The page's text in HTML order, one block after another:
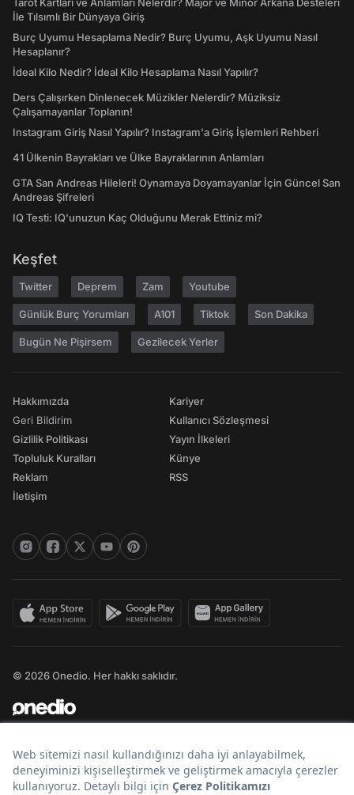
İle Tılsımlı Bir Dünyaya Giriş
Burç Uyumu Hesaplama Nedir? Burç Uyumu, Aşk Uyumu Nasıl
Hesaplanır?
İdeal Kilo Nedir? İdeal Kilo Hesaplama Nasıl Yapılır?
Ders Çalışırken Dinlenecek Müzikler Nelerdir? Müziksiz
Çalışamayanlar Toplanın!
Instagram Giriş Nasıl Yapılır? Instagram'a Giriş İşlemleri Rehberi
41 Ülkenin Bayrakları ve Ülke Bayraklarının Anlamları
GTA San Andreas Hileleri! Oynamaya Doyamayanlar İçin Güncel San
Andreas Şifreleri
IQ Testi: IQ'unuzun Kaç Olduğunu Merak Ettiniz mi?
Keşfet
Twitter Deprem Zam Youtube
Günlük Burç Yorumları A101 Tiktok Son Dakika
Bugün Ne Pişirsem Gezilecek Yerler
Hakkımızda
Geri Bildirim
Gizlilik Politikası
Topluluk Kuralları
Reklam
İletişim
Kariyer
Kullanıcı Sözleşmesi
Yayın İlkeleri
Künye
RSS
© 2026 Onedio. Her hakkı saklıdır.
Bir markasıdır.